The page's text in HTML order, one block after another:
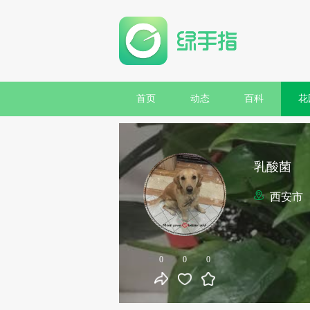
首页 动态 百科 花
0 0 0
乳酸菌
西安市